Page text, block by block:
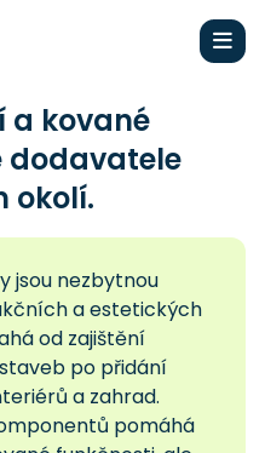
a kované
dodavatele
okolí.
jsou nezbytnou
a estetických
od zajištění
po přidání
a zahrad.
pomáhá